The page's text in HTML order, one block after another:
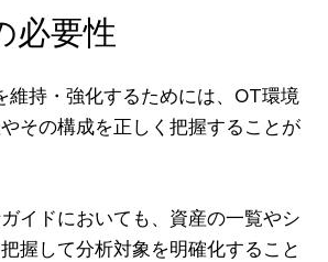
必要性
維持・強化するためには、OT環境
その構成を正しく把握することが
イドにおいても、資産の一覧やシ
握して分析対象を明確化すること